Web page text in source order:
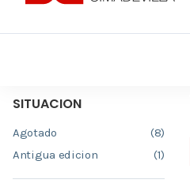
SITUACION
Agotado
(8)
Antigua edicion
(1)